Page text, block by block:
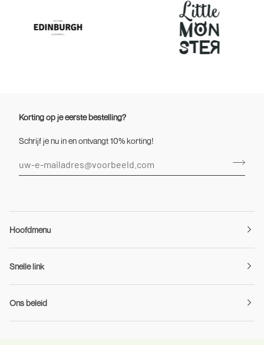
Korting op je eerste bestelling?
Schrijf je nu in en ontvangt 10% korting!
Hoofdmenu
Snelle link
Ons beleid